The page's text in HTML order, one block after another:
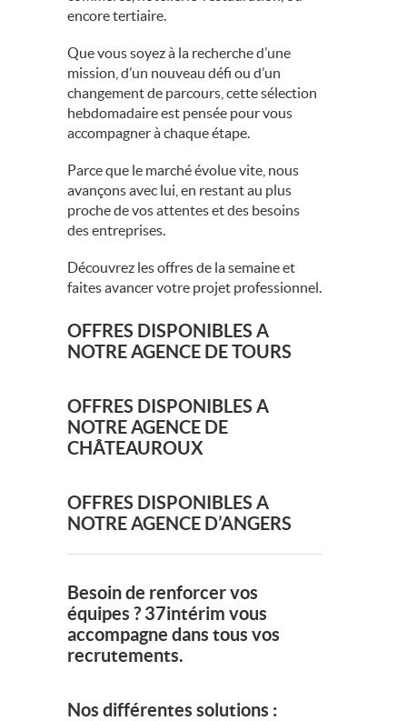
encore tertiaire.
Que vous soyez à la recherche d’une
mission, d’un nouveau défi ou d’un
changement de parcours, cette sélection
hebdomadaire est pensée pour vous
accompagner à chaque étape.
Parce que le marché évolue vite, nous
avançons avec lui, en restant au plus
proche de vos attentes et des besoins
des entreprises.
Découvrez les offres de la semaine et
faites avancer votre projet professionnel.
OFFRES DISPONIBLES A
NOTRE AGENCE DE TOURS
OFFRES DISPONIBLES A
NOTRE AGENCE DE
CHÂTEAUROUX
OFFRES DISPONIBLES A
NOTRE AGENCE D’ANGERS
Besoin de renforcer vos
équipes ? 37intérim vous
accompagne dans tous vos
recrutements.
Nos différentes solutions :